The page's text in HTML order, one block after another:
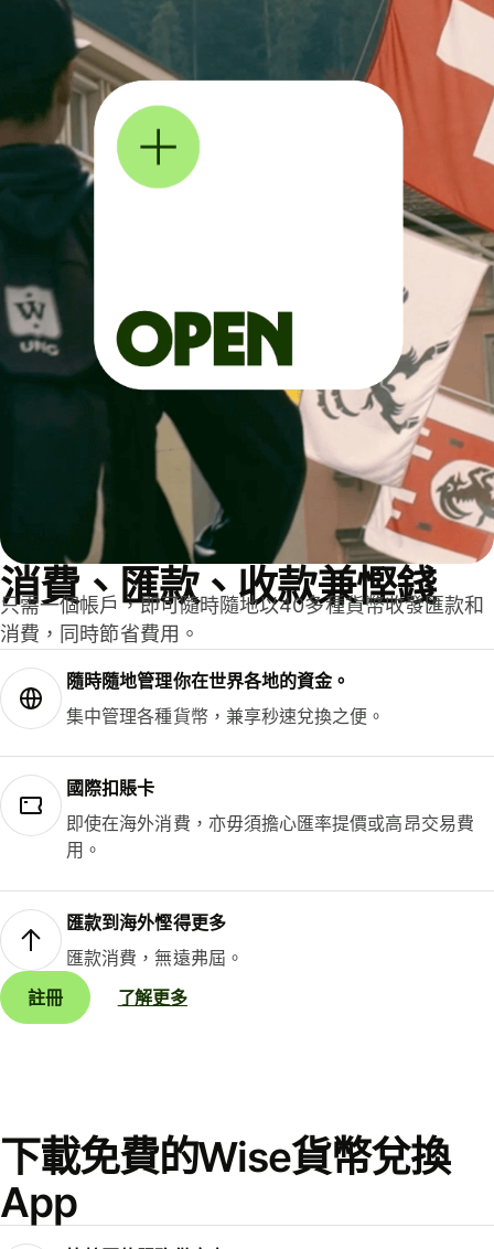
消費、匯款、收款兼慳錢
只需一個帳戶，即可隨時隨地以40多種貨幣收發匯款和
消費，同時節省費用。
隨時隨地管理你在世界各地的資金。
集中管理各種貨幣，兼享秒速兌換之便。
國際扣賬卡
即使在海外消費，亦毋須擔心匯率提價或高昂交易費
用。
匯款到海外慳得更多
匯款消費，無遠弗屆。
註冊
了解更多
下載免費的Wise貨幣兌換
App